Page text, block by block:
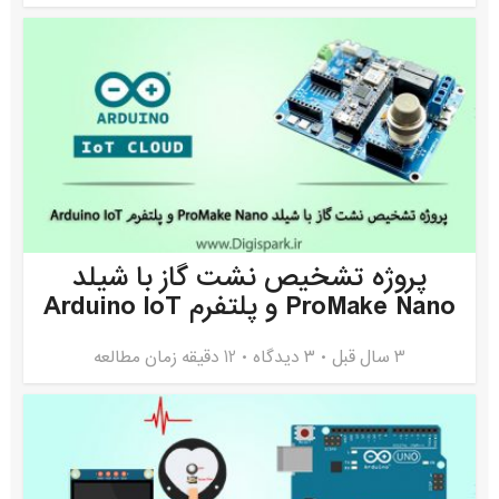
پروژه تشخیص نشت گاز با شیلد
ProMake Nano و پلتفرم Arduino IoT
3 سال قبل ۳ دیدگاه 12 دقیقه زمان مطالعه